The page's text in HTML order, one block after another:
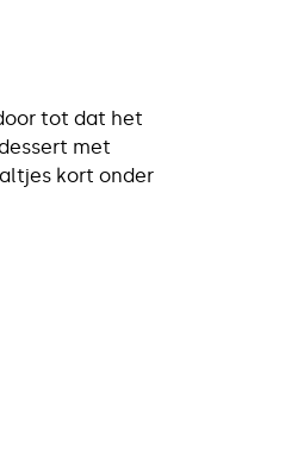
tot dat het
met
kort onder